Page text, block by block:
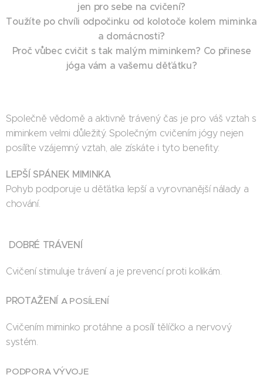
jen pro sebe na cvičení?
Toužíte po chvíli odpočinku od kolotoče kolem miminka
a domácnosti?
Proč vůbec cvičit s tak malým miminkem? Co přinese
jóga vám a vašemu děťátku?
Společně vědomě a aktivně trávený čas je pro váš vztah s
miminkem velmi důležitý. Společným cvičením jógy nejen
posílíte vzájemný vztah, ale získáte i tyto benefity:
LEPŠÍ SPÁNEK MIMINKA
Pohyb podporuje u děťátka lepší a vyrovnanější nálady a
chování.
DOBRÉ TRÁVENÍ
Cvičení stimuluje trávení a je prevencí proti kolikám.
PROTAŽENÍ A POSÍLENÍ
Cvičením miminko protáhne a posílí tělíčko a nervový
systém.
PODPORA VÝVOJE